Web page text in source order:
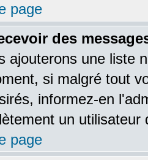
page
des
ajouterons une liste
si malgré tout
informez-en
un
page